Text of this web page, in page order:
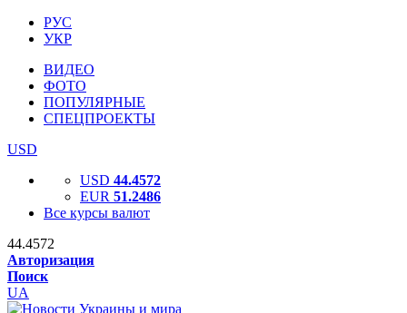
РУС
УКР
ВИДЕО
ФОТО
ПОПУЛЯРНЫЕ
СПЕЦПРОЕКТЫ
USD
USD 44.4572
EUR 51.2486
Все курсы валют
44.4572
Авторизация
Поиск
UA